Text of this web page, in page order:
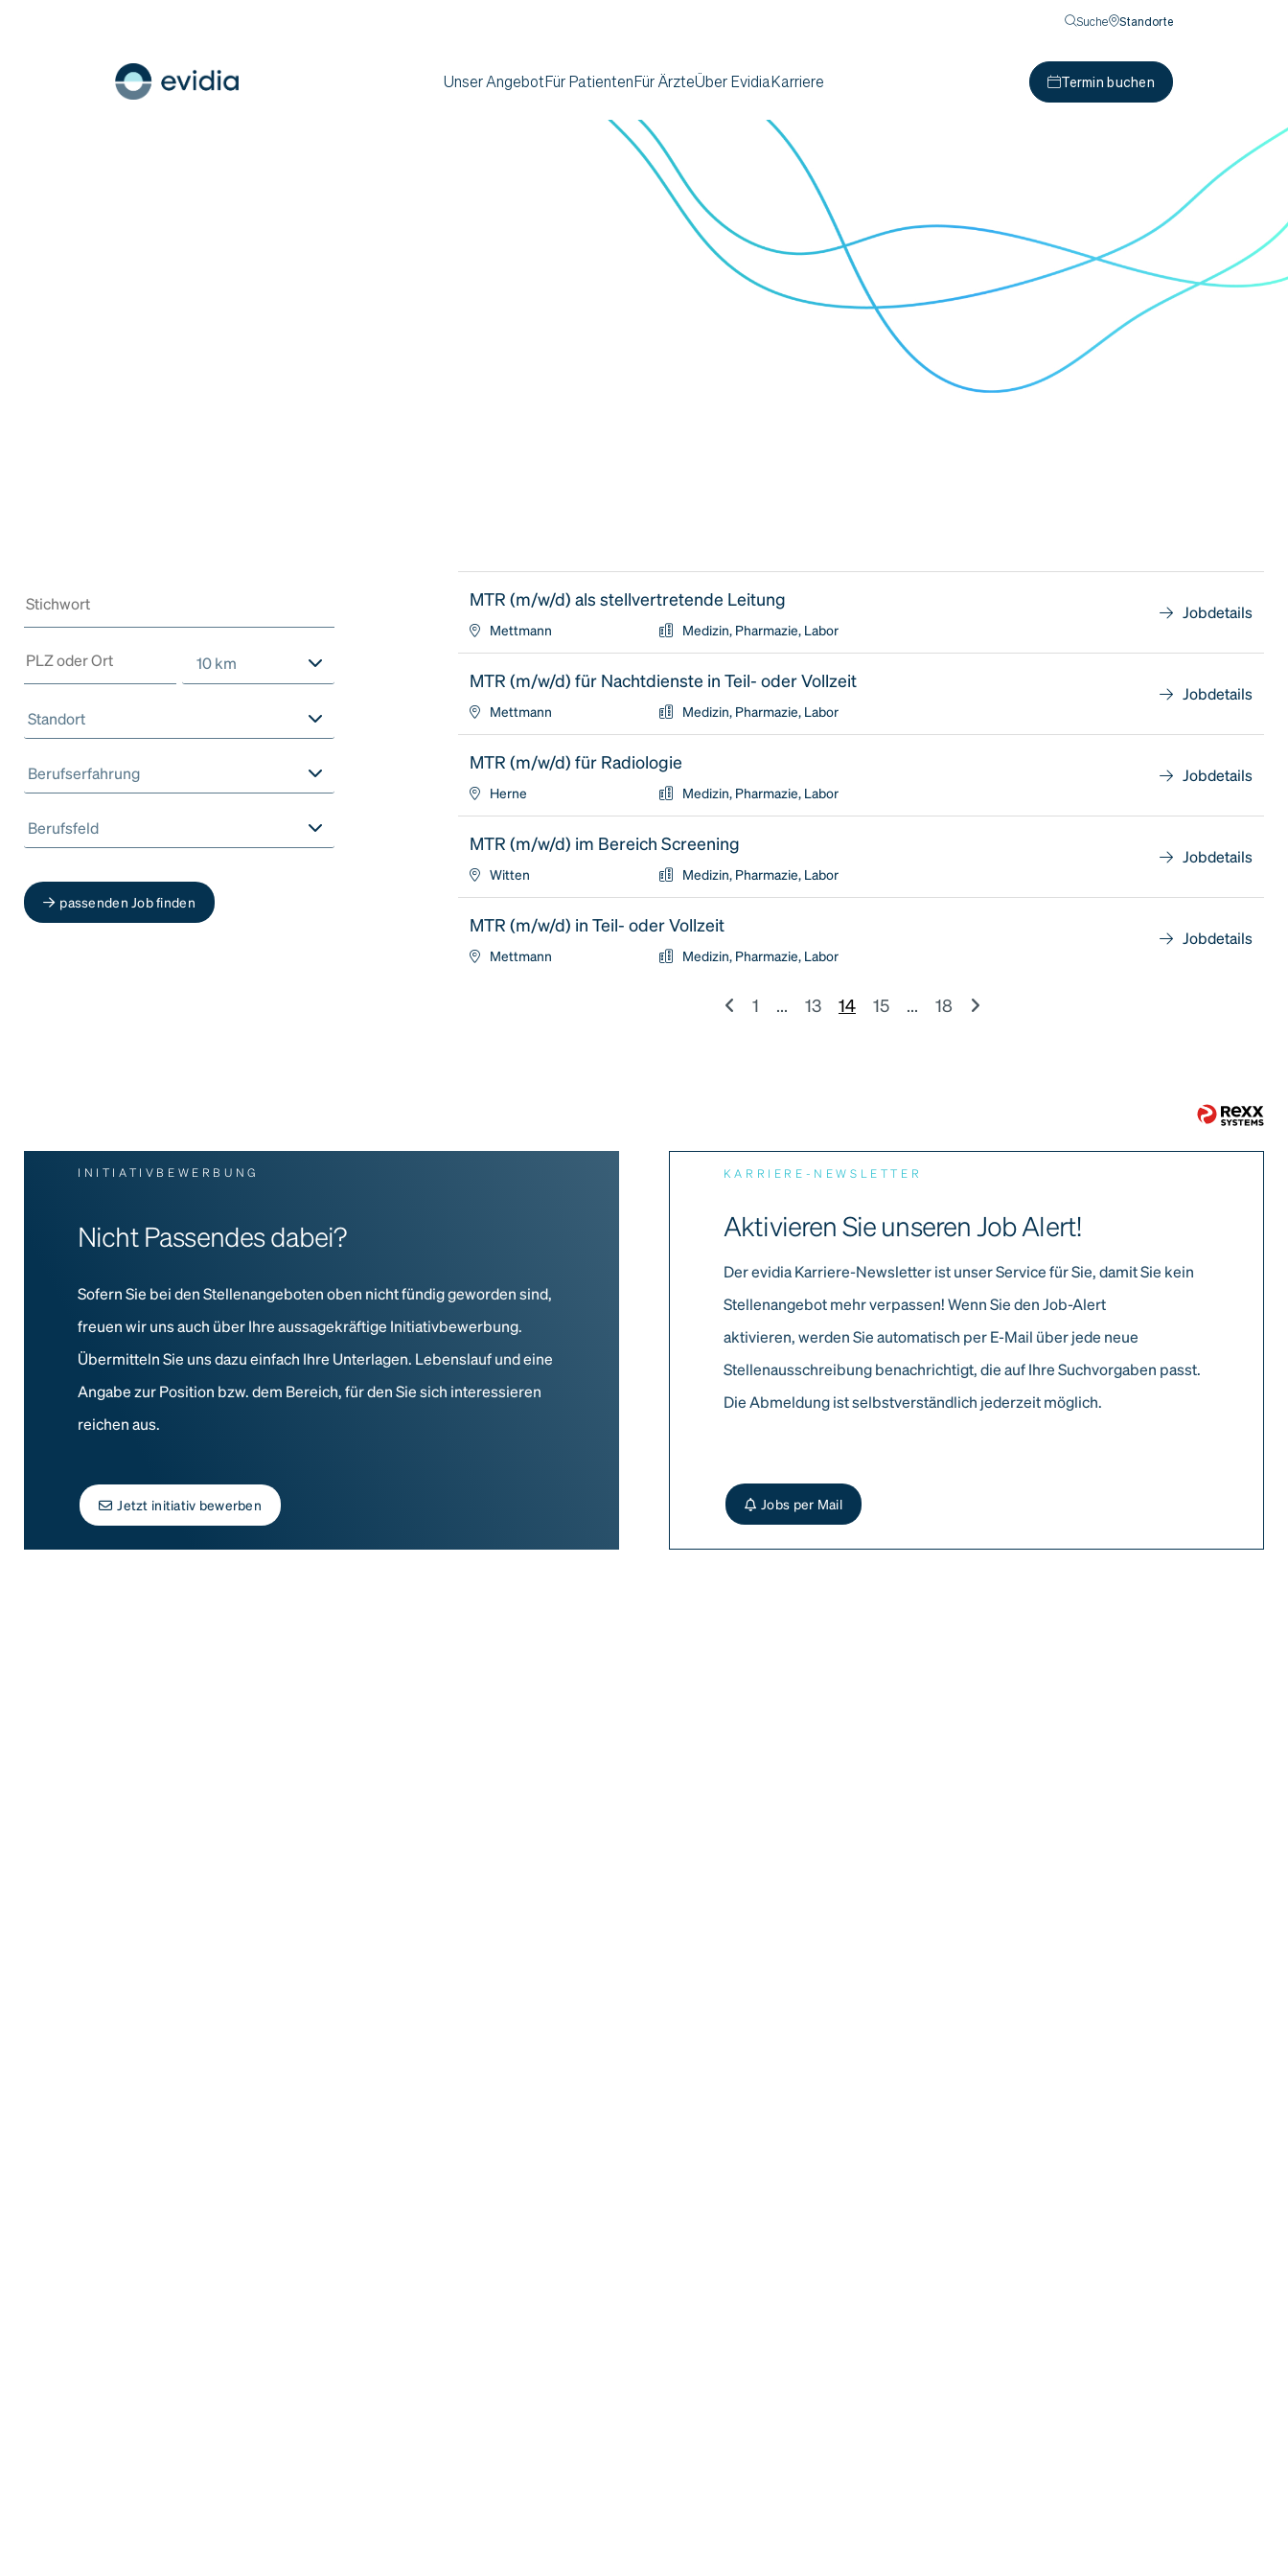
Suche Standorte
Unser AngebotFür PatientenFür ÄrzteÜber EvidiaKarriere Termin buchen
10 km
Standort
Berufserfahrung
Berufsfeld
passenden Job finden
MTR (m/w/d) als stellvertretende Leitung
Mettmann Medizin, Pharmazie, Labor
Jobdetails
MTR (m/w/d) für Nachtdienste in Teil- oder Vollzeit
Mettmann Medizin, Pharmazie, Labor
Jobdetails
MTR (m/w/d) für Radiologie
Herne Medizin, Pharmazie, Labor
Jobdetails
MTR (m/w/d) im Bereich Screening
Witten Medizin, Pharmazie, Labor
Jobdetails
MTR (m/w/d) in Teil- oder Vollzeit
Mettmann Medizin, Pharmazie, Labor
Jobdetails
1 ... 13 14 15 ... 18
INITIATIVBEWERBUNG
Nicht Passendes dabei?
Sofern Sie bei den Stellenangeboten oben nicht fündig geworden sind,
freuen wir uns auch über Ihre aussagekräftige Initiativbewerbung.
Übermitteln Sie uns dazu einfach Ihre Unterlagen. Lebenslauf und eine
Angabe zur Position bzw. dem Bereich, für den Sie sich interessieren
reichen aus.
Jetzt initiativ bewerben
KARRIERE-NEWSLETTER
Aktivieren Sie unseren Job Alert!
Der evidia Karriere-Newsletter ist unser Service für Sie, damit Sie kein
Stellenangebot mehr verpassen! Wenn Sie den Job-Alert
aktivieren, werden Sie automatisch per E-Mail über jede neue
Stellenausschreibung benachrichtigt, die auf Ihre Suchvorgaben passt.
Die Abmeldung ist selbstverständlich jederzeit möglich.
Jobs per Mail